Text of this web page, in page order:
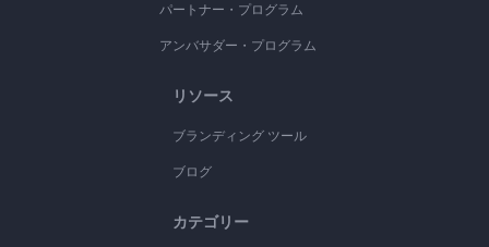
パートナー・プログラム
アンバサダー・プログラム
リソース
ブランディング ツール
ブログ
カテゴリー